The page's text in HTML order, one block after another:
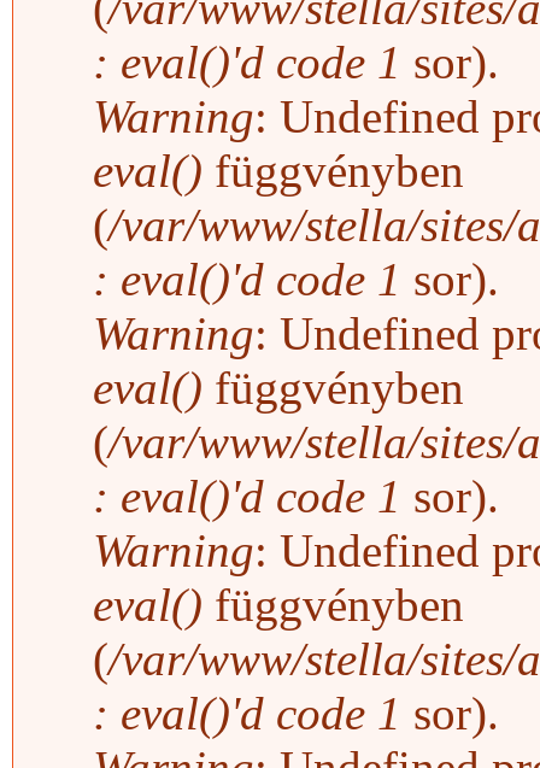
: eval()'d code 1 sor).
Warning: Undefined
eval() függvényben
(/var/www/stella/sites/
: eval()'d code 1 sor).
Warning: Undefined
eval() függvényben
(/var/www/stella/sites/
: eval()'d code 1 sor).
Warning: Undefined
eval() függvényben
(/var/www/stella/sites/
: eval()'d code 1 sor).